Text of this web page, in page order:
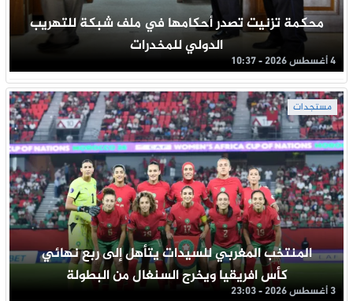
محكمة تزنيت تصدر أحكامها في ملف شبكة للتهريب
الدولي للمخدرات
4 أغسطس 2026 - 10:37
مستجدات
المنتخب المغربي للسيدات يتأهل إلى ربع نهائي
كأس افريقيا ويخرج السنغال من البطولة
3 أغسطس 2026 - 23:03